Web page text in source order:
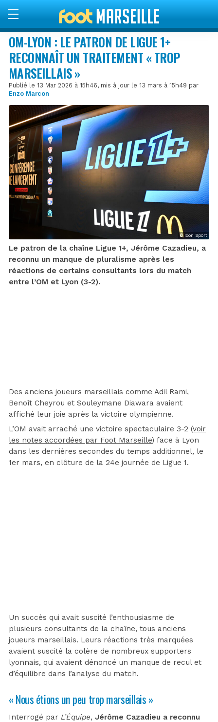
OM-LYON : LE PATRON DE LIGUE 1+
RECONNAÎT UN TRAITEMENT « TROP
MARSEILLAIS »
Publié le 13 Mar 2026 à 15h46, mis à jour le 13 mars à 15h49 par
Enzo Marcon
© Icon Sport
Le patron de la chaîne Ligue 1+, Jérôme Cazadieu, a
reconnu un manque de pluralisme après les
réactions de certains consultants lors du match
entre l’OM et Lyon (3-2).
Des anciens joueurs marseillais comme Adil Rami,
Benoît Cheyrou et Souleymane Diawara avaient
affiché leur joie après la victoire olympienne.
L’OM avait arraché une victoire spectaculaire 3-2 (voir
les notes accordées par Foot Marseille) face à Lyon
dans les dernières secondes du temps additionnel, le
1er mars, en clôture de la 24e journée de Ligue 1.
Un succès qui avait suscité l’enthousiasme de
plusieurs consultants de la chaîne, tous anciens
joueurs marseillais. Leurs réactions très marquées
avaient suscité la colère de nombreux supporters
lyonnais, qui avaient dénoncé un manque de recul et
d’équilibre dans l’analyse du match.
« Nous étions un peu trop marseillais »
Interrogé par L’Équipe, Jérôme Cazadieu a reconnu